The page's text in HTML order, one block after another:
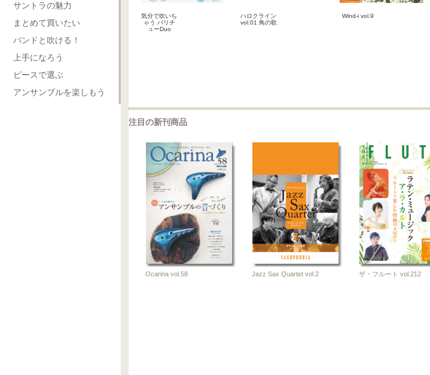
サントラの魅力
まとめて買いたい
バンドと吹ける！
上手になろう
ピースで選ぶ
アンサンブルを楽しもう
気分で吹いち
ゃう バリチ
ューDuo
ハロクライン
vol.01 鳥の歌
Wind-i vol.9
これから君も
ユーフォ吹き
＆チューバ吹
き！
楽譜
我ら、バリチ
ューアンサン
ブル！
2014-10-20
楽譜
注目の新刊商品
Ocarina vol.58 Jazz Sax Quartet vol.2 ザ・フルート vol.212